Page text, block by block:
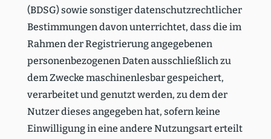
(BDSG) sowie sonstiger daten­schutz­recht­licher
Bestim­mungen davon unter­richtet, dass die im
Rahmen der Regis­trierung angege­benen
perso­nen­be­zo­genen Daten ausschließlich zu
dem Zwecke maschi­nen­lesbar gespei­chert,
verar­beitet und genutzt werden, zu dem der
Nutzer dieses angegeben hat, sofern keine
Einwil­ligung in eine andere Nutzungsart erteilt